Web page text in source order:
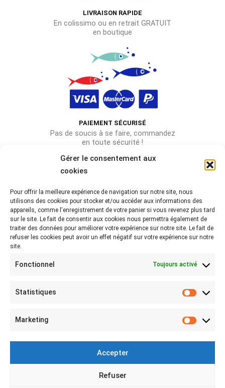
Gérer le consentement aux
cookies
Pour offrir la meilleure expérience de navigation sur notre site, nous
utilisons des cookies pour stocker et/ou accéder aux informations des
appareils, comme l'enregistrement de votre panier si vous revenez plus tard
sur le site. Le fait de consentir aux cookies nous permettra également de
traiter des données pour améliorer votre expérience sur notre site. Le fait de
refuser les cookies peut avoir un effet négatif sur votre expérience sur notre
site.
Fonctionnel Toujours activé
Statistiques
Marketing
Accepter
Refuser
LIVRAISON RAPIDE
En colissimo ou en retrait GRATUIT
en boutique
PAIEMENT SÉCURISÉ
Pas de soucis à se faire, commandez
en toute sécurité !
Rejoignez-nous sur les réseaux !
Partagez-nous vos photos avec le hashtag
#lebeaubazar